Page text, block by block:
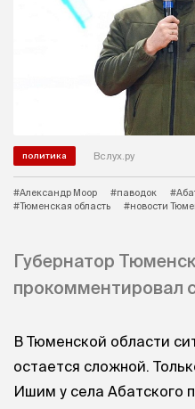
политика Вслух.ру
#Александр Моор #паводок
#Тюменская область
#новости
Губернатор
прокомментировал
В Тюменской области
остается сложной.
Ишим у села Абатского